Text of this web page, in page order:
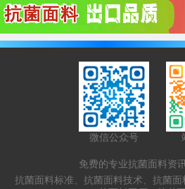
微信公众号
免费的专业抗菌面料资
抗菌面料标准、抗菌面料技术、抗菌